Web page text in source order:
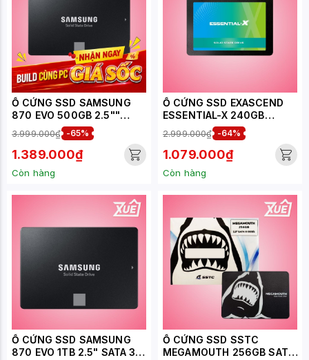
Ổ CỨNG SSD SAMSUNG
870 EVO 500GB 2.5""
SATA 3 (MZ-77E500) 24
Tháng
3.999.000₫ -65%
1.389.000₫
Còn hàng
Ổ CỨNG SSD EXASCEND
ESSENTIAL-X 240GB
SATA-III 2.5 INCH -
ES240GSSD25SAU
2.999.000₫ -64%
1.079.000₫
Còn hàng
Ổ CỨNG SSD SAMSUNG
870 EVO 1TB 2.5" SATA 3
Ổ CỨNG SSD SSTC
MEGAMOUTH 256GB SATA